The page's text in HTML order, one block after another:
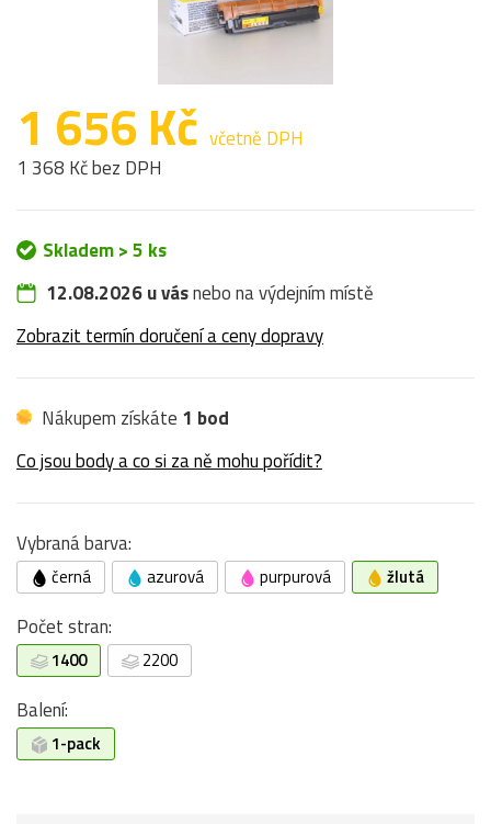
1 656 Kč včetně DPH
1 368 Kč bez DPH
Skladem > 5 ks
12.08.2026 u vásnebo na výdejním místě
Zobrazit termín doručení a ceny dopravy
Nákupem získáte 1 bod
Co jsou body a co si za ně mohu pořídit?
Vybraná barva:
černá azurová purpurová žlutá
Počet stran:
1400 2200
Balení:
1-pack